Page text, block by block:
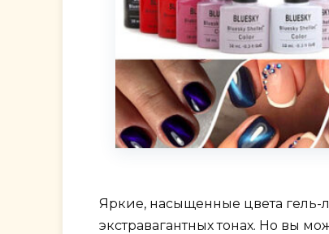
Яркие, насыщенные цвета
экстравагантных тонах. Но вы